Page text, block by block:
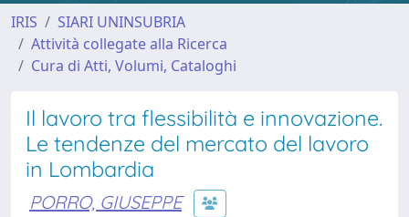
IRIS
SIARI UNINSUBRIA
Attività collegate alla Ricerca
Cura di Atti, Volumi, Cataloghi
Il lavoro tra flessibilità e innovazione.
Le tendenze del mercato del lavoro
in Lombardia
PORRO, GIUSEPPE